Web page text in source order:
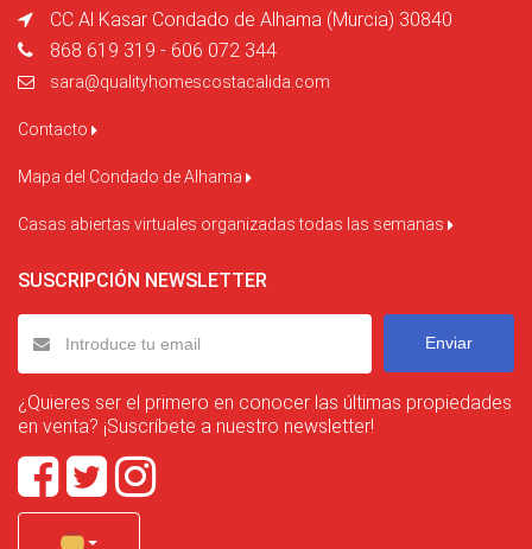
CC Al Kasar Condado de Alhama (Murcia) 30840
868 619 319 - 606 072 344
sara@qualityhomescostacalida.com
Contacto
Mapa del Condado de Alhama
Casas abiertas virtuales organizadas todas las semanas
SUSCRIPCIÓN NEWSLETTER
Enviar
¿Quieres ser el primero en conocer las últimas propiedades
en venta? ¡Suscríbete a nuestro newsletter!